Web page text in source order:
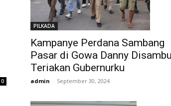
0
PILKADA
Kampanye Perdana Sambang
Pasar di Gowa Danny
Teriakan Gubernurku
admin - September 30, 2024